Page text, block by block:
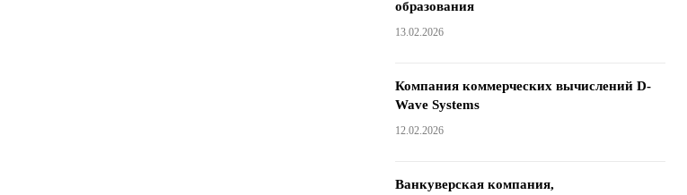
образования
13.02.2026
Компания коммерческих вычислений D-
Wave Systems
12.02.2026
Ванкуверская компания,